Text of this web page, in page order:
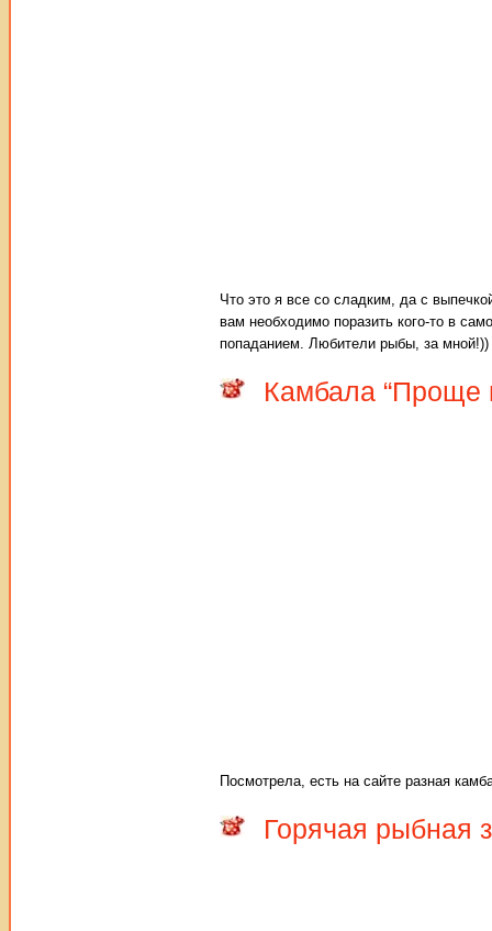
Что это я все со сладким, да с
вам необходимо поразить кого-то в
попаданием. Любители рыбы, за мной!))
Камбала “Проще
Посмотрела, есть на сайте разная
Горячая рыбная